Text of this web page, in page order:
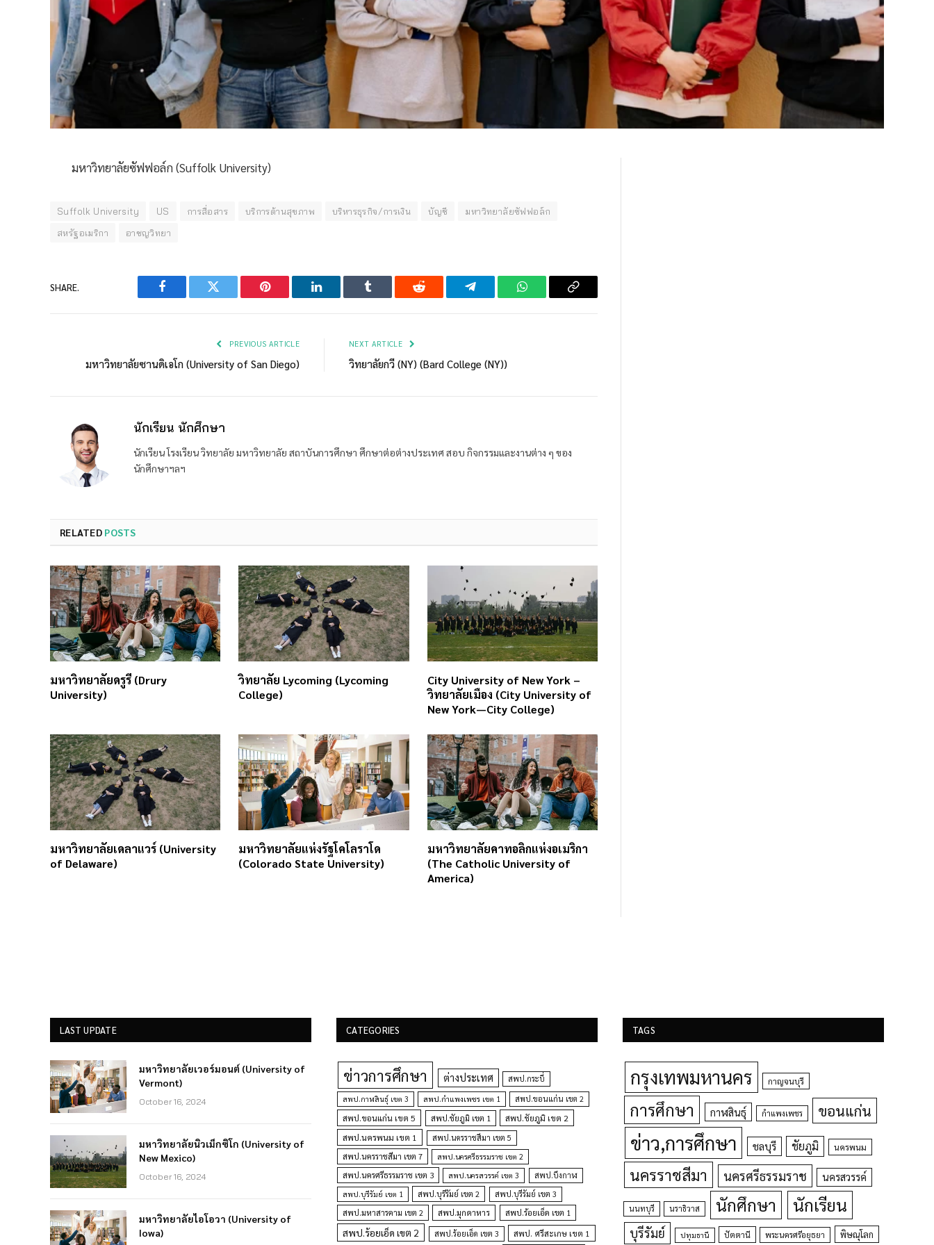
มหาวิทยาลัยซัฟฟอล์ก (Suffolk University)
Suffolk University US การสื่อสาร บริการด้านสุขภาพ บริหารธุรกิจ/การเงิน บัญชี
มหาวิทยาลัยซัฟฟอล์ก
สหรัฐอเมริกา
อาชญวิทยา
SHARE.
Facebook Twitter Pinterest LinkedIn Tumblr Reddit Telegram WhatsAppCopy
PREVIOUS ARTICLE
มหาวิทยาลัยซานดิเอโก (University of San Diego)
NEXT ARTICLE
วิทยาลัยกวี (NY) (Bard College (NY))
นักเรียน นักศึกษา
นักเรียน โรงเรียน วิทยาลัย มหาวิทยาลัย สถาบันการศึกษา ศึกษาต่อต่างประเทศ สอบ กิจกรรมและงานต่าง ๆ ของ
นักศึกษาฯลฯ
RELATED POSTS
มหาวิทยาลัยดรูรี (Drury
University)
วิทยาลัย Lycoming (Lycoming
College)
City University of New York –
วิทยาลัยเมือง (City University of
New York—City College)
มหาวิทยาลัยเดลาแวร์ (University
of Delaware)
มหาวิทยาลัยแห่งรัฐโคโลราโด
(Colorado State University)
มหาวิทยาลัยคาทอลิกแห่งอเมริกา
(The Catholic University of
America)
LAST UPDATE
มหาวิทยาลัยเวอร์มอนต์ (University of
Vermont)
October 16, 2024
มหาวิทยาลัยนิวเม็กซิโก (University of
New Mexico)
October 16, 2024
มหาวิทยาลัยไอโอวา (University of
Iowa)
CATEGORIES
ข่าวการศึกษา ต่างประเทศ สพป.กระบี่
สพป.กาฬสินธุ์ เขต 3 สพป.กำแพงเพชร เขต 1 สพป.ขอนแก่น เขต 2
สพป.ขอนแก่น เขต 5 สพป.ชัยภูมิ เขต 1
สพป.ชัยภูมิ เขต 2
สพป.นครพนม เขต 1
สพป.นครราชสีมา เขต 5
สพป.นครราชสีมา เขต 7
สพป.นครศรีธรรมราช เขต 2
สพป.นครศรีธรรมราช เขต 3 สพป.นครสวรรค์ เขต 3
สพป.บึงกาฬ
สพป.บุรีรัมย์ เขต 1
สพป.บุรีรัมย์ เขต 2
สพป.บุรีรัมย์ เขต 3
สพป.มหาสารคาม เขต 2
สพป.มุกดาหาร สพป.ร้อยเอ็ด เขต 1
สพป.ร้อยเอ็ด เขต 2 สพป.ร้อยเอ็ด เขต 3 สพป. ศรีสะเกษ เขต 1
TAGS
กรุงเทพมหานคร กาญจนบุรี
การศึกษา กาฬสินธุ์ กำแพงเพชร ขอนแก่น
ข่าว,การศึกษา ชลบุรี ชัยภูมิ นครพนม
นครราชสีมา นครศรีธรรมราช นครสวรรค์
นนทบุรี นราธิวาส นักศึกษา นักเรียน
บุรีรัมย์ ปทุมธานี ปัตตานี พระนครศรีอยุธยา พิษณุโลก